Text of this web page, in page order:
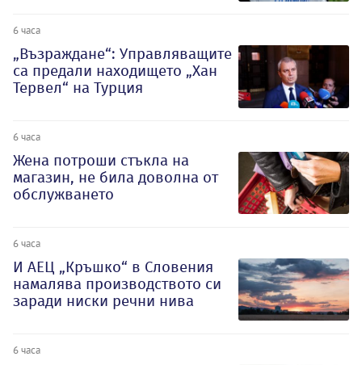
6 часа
„Възраждане“: Управляващите
са предали находището „Хан
Тервел“ на Турция
6 часа
Жена потроши стъкла на
магазин, не била доволна от
обслужването
6 часа
И АЕЦ „Кръшко“ в Словения
намалява производството си
заради ниски речни нива
6 часа